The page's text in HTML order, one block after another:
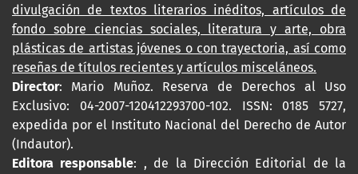
divulgación de textos literarios inéditos, artículos de
fondo sobre ciencias sociales, literatura y arte, obra
plásticas de artistas jóvenes o con trayectoria, así como
reseñas de títulos recientes y artículos misceláneos.
Director: Mario Muñoz. Reserva de Derechos al Uso
Exclusivo: 04-2007-120412293700-102. ISSN: 0185 5727,
expedida por el Instituto Nacional del Derecho de Autor
(Indautor).
Editora responsable: , de la Dirección Editorial de la